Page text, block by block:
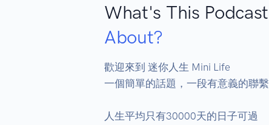
What's This Podcast
About?
歡迎來到 迷你人生 Mini Life
一個簡單的話題，一段有意義的聯繫
人生平均只有30000天的日子可過